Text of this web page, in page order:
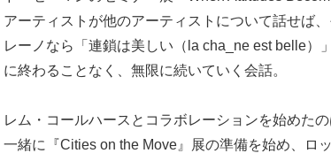
アーティストが他のアーティストについて話せば
レーノなら「連鎖は美しい（la cha_ne est belle）
に終わることなく、無限に続いていく会話。
レム・コールハースとコラボレーションを始め
一緒に『Cities on the Move』展の準備を始め、ロ